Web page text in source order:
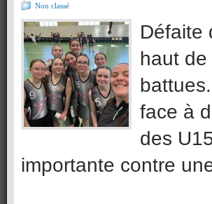
Non classé
Défaite
haut
face à
des
importante contre